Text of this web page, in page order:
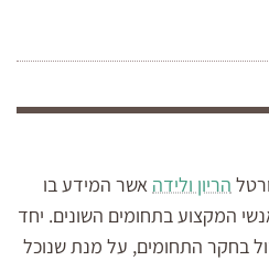
הריון ולידה אשר המידע בו
המקצוע בתחומים השונים. יחד
בחקר התחומים, על מנת שנוכל